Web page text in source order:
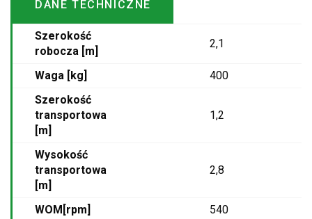
DANE TECHNICZNE
Szerokość
robocza [m]
2,1
Waga [kg]
400
Szerokość
transportowa
[m]
1,2
Wysokość
transportowa
[m]
2,8
WOM[rpm]
540